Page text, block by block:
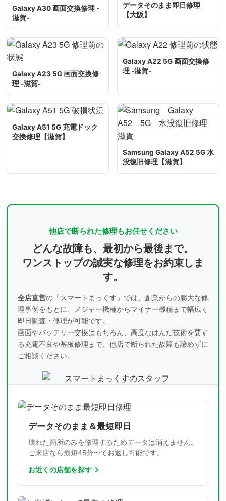
Galaxy A30 画面交換修理 -
滋賀-
データそのまま即日修理
【大阪】
Galaxy A23 5G 画面交換修
理 -滋賀-
Galaxy A22 5G 画面交換修
理 -滋賀-
Galaxy A51 5G 充電ドック
交換修理【滋賀】
Samsung Galaxy A52 5G 水
没復旧修理【滋賀】
他店で断られた修理もお任せください
どんな故障も、最初から最後まで。
ワンストップの誠実な修理をお約束しま
す。
全店直営の「スマートまっくす」では、創業からの膨大な修
理事例をもとに、
メジャー機種からマイナー機種まで幅広く
即日調査・修理が可能です。
画面やバッテリー交換はもちろん、高度なはんだ技術を要す
る充電不良や基板修理まで、 他店で断られた故障も諦めずに
ご相談ください。
データそのまま＆最短即日
壊れた箇所のみを修理するためデータは消えません。
ご来店なら最短45分〜でお返し可能です。
お近くの店舗を探す